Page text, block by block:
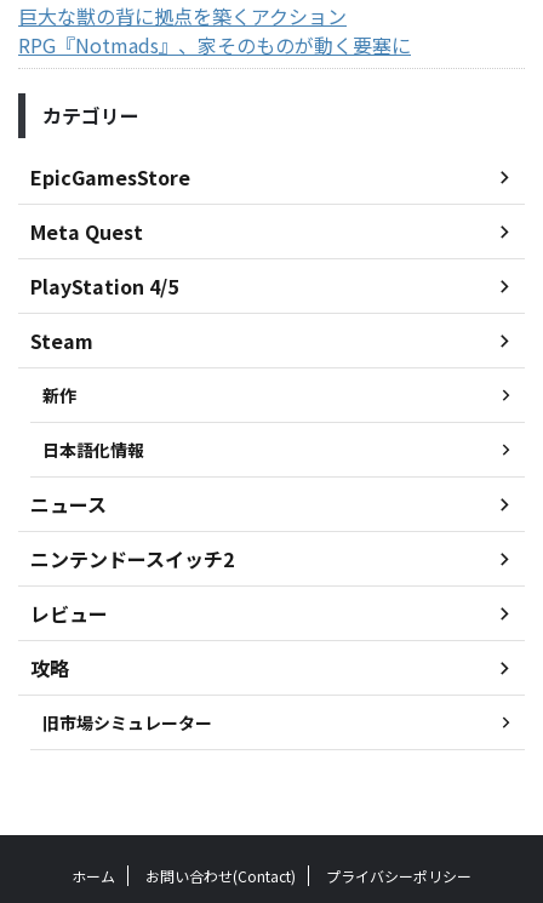
巨大な獣の背に拠点を築くアクション
RPG『Notmads』、家そのものが動く要塞に
カテゴリー
EpicGamesStore
Meta Quest
PlayStation 4/5
Steam
新作
日本語化情報
ニュース
ニンテンドースイッチ2
レビュー
攻略
旧市場シミュレーター
ホーム お問い合わせ(Contact) プライバシーポリシー